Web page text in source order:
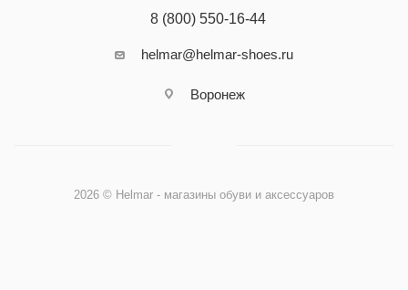
8 (800) 550-16-44
helmar@helmar-shoes.ru
Воронеж
2026 © Helmar - магазины обуви и аксессуаров